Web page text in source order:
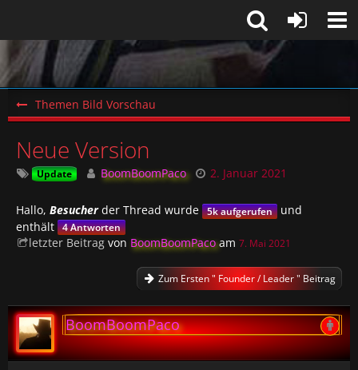
Themen Bild Vorschau
Neue Version
Update BoomBoomPaco 2. Januar 2021
Hallo, Besucherder Thread wurde 5k aufgerufen
und
enthält 4 Antworten
letzter Beitrag von BoomBoomPacoam 7. Mai 2021
Zum Ersten " Founder / Leader " Beitrag
BoomBoomPaco